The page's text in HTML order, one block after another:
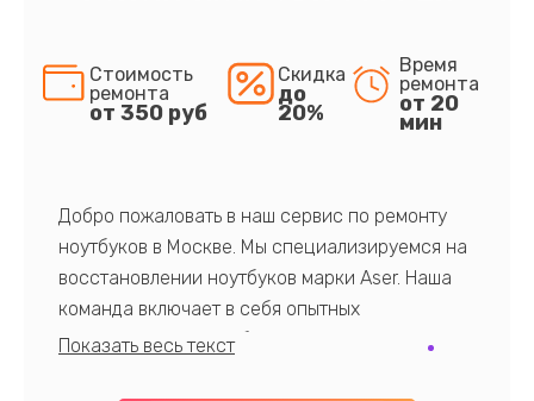
Стоимость
ремонта
от 350 руб
Скидка
до
20%
Время
ремонта
от 20
мин
Добро пожаловать в наш сервис по ремонту
ноутбуков в Москве. Мы специализируемся на
восстановлении ноутбуков марки Aser. Наша
команда включает в себя опытных
профессионалов с обширными знаниями и